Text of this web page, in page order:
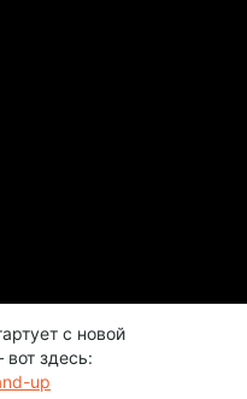
с новой
здесь:
up